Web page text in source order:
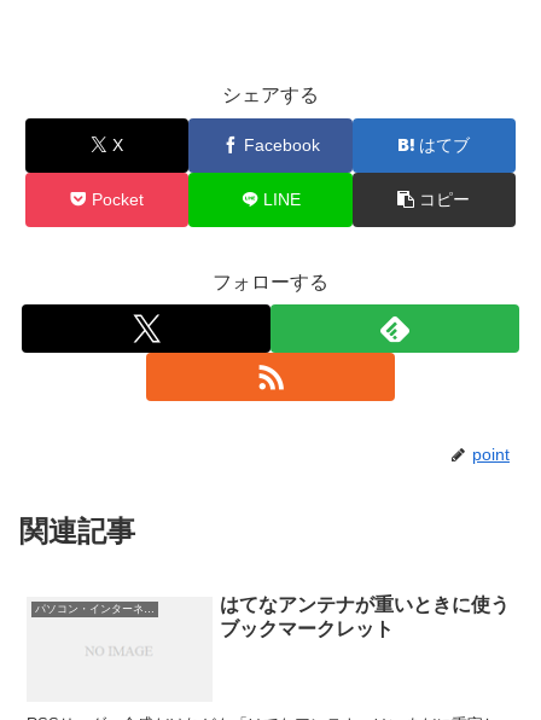
シェアする
X Facebook はてブ
Pocket LINE コピー
フォローする
point
関連記事
パソコン・インターネット
はてなアンテナが重いときに使う
ブックマークレット